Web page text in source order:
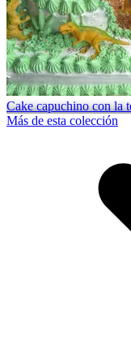
Cake capuchino con la
Más de esta colección